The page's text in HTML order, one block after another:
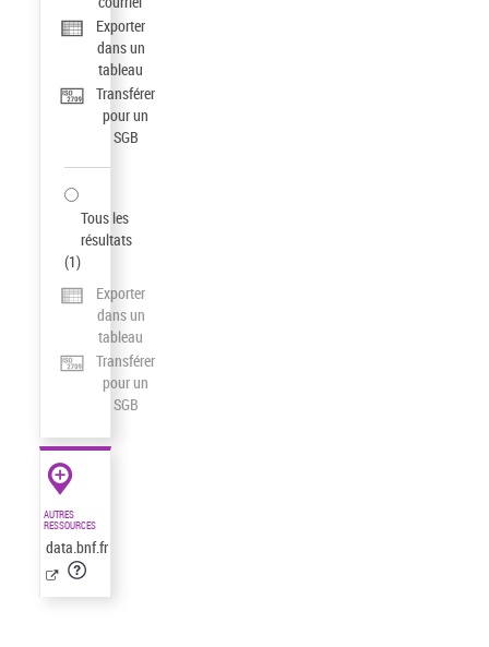
Exporter
dans un
tableau
Transférer
pour un
SGB
Tous les
résultats
(1)
Exporter
dans un
tableau
Transférer
pour un
SGB
AUTRES
RESSOURCES
data.bnf.fr